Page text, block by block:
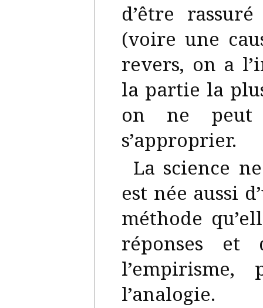
d’être
(voire une
revers, on a
la partie la
on ne peut
s’approprier.
La science
est née aussi
méthode
réponses et
l’analogie.